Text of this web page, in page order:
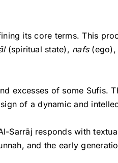
its core terms. This
(spiritual state), nafs(ego),
excesses of some Sufis.
of a dynamic and
Sarrāj responds with
and the early